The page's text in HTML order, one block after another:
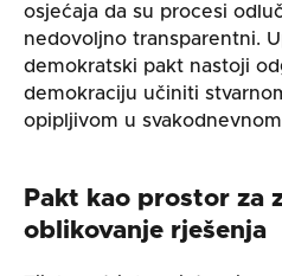
osjećaja da su procesi
nedovoljno transparentni.
demokratski pakt nastoji
demokraciju učiniti
opipljivom u
Pakt kao prostor za
oblikovanje rješenja